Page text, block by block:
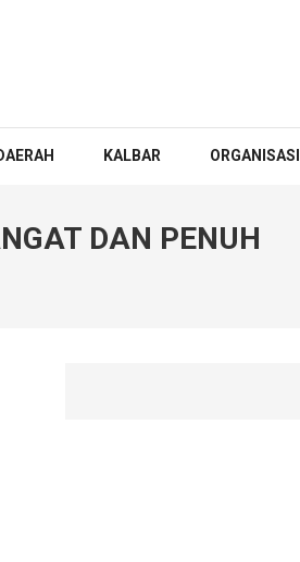
KALBAR ORGANISASI
DAN PENUH